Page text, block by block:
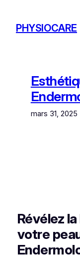
contenu
PHYSIOCARE
mars 31, 2025
Révélez
votre